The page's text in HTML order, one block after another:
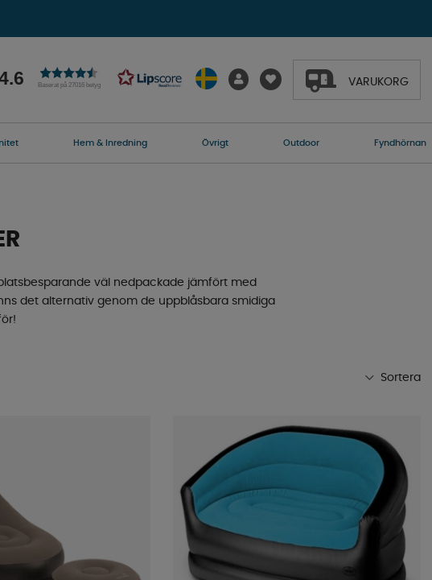
Baserat på 27016 betyg VARUKORG
Hem & Inredning Övrigt Outdoor Fyndhörnan
väl nedpackade jämfört med
det alternativ genom de uppblåsbara smidiga
Sortera
Butikens favoriter
Lägsta pris
Varumärke
Publiceringsdatum